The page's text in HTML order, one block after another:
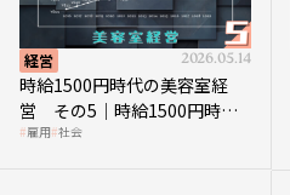
経営 2026.05.14
時給1500円時代の美容室経
営 その5｜時給1500円時代
の到来は美容業の収益構造を
雇用 社会